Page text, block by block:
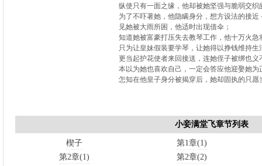
纵使只有一面之缘，他却被她坚强与脆弱交织
为了不吓著她，他隐瞒身分，想方设法的接近
见她被大雨所困，他适时出现借伞；
知道她被富豪打压失去教琴工作，他十万火急
只为让皇妹假装要学琴，让她得以挣钱维持生
更当起护花使者来回接送，连她侄子被绑也义
本以为她也喜欢自己，一定会答应他迎娶她为
怎知在他皇子身分被揭穿后，她却固执的只
小妾满堂飞章节列表
楔子
第1章(1)
第2章(1)
第2章(2)